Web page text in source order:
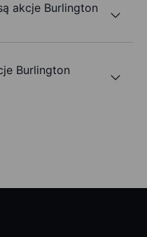
akcje Burlington
Burlington